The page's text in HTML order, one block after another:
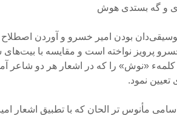
و گه بستدی هوش
بودن امیر خسرو و آوردن
پرویز نواخته است و مقایسه با بیت‌های
«نوش» را که در اشعار هر دو شاعر
تعیین‌ نمود.
اسامی مأنوس تر الحان که با تطبیق اشعار